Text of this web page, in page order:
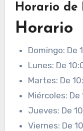
Horario de
Horario
Domingo: De
Lunes: De
Martes: De
Miércoles:
Jueves: De
Viernes: De